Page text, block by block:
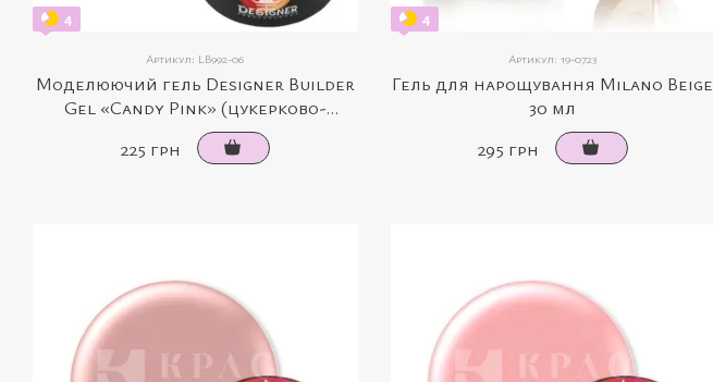
4
Артикул: LB992-06
Моделюючий гель Designer Builder
Gel «Candy Pink» (цукерково-
рожевий, 30 мл)
225 грн
4
Артикул: 19-0723
Гель для нарощування Milano Beige
30 мл
295 грн